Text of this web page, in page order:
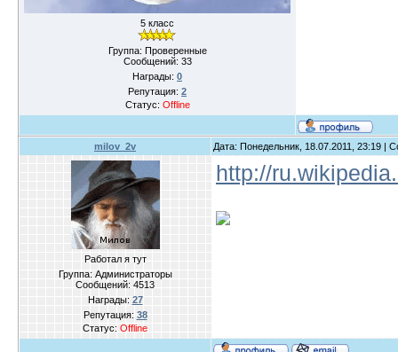
5 класс
Группа: Проверенные
Сообщений: 33
Награды: 0
Репутация: 2
Статус: Offline
milov_2v Дата: Понедельник, 18.07.2011, 23:19 |
Работал я тут
Группа: Администраторы
Сообщений: 4513
Награды: 27
Репутация: 38
Статус: Offline
http://